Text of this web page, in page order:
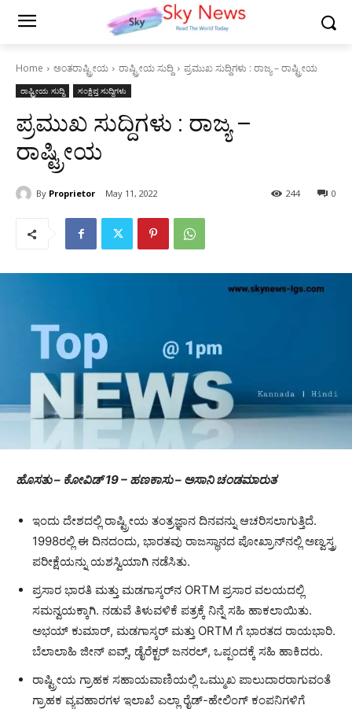
Home ಅಂತರಾಷ್ಟ್ರೀಯ ರಾಷ್ಟ್ರೀಯ ಸುದ್ದಿ ಪ್ರಮುಖ ಸುದ್ದಿಗಳು : ರಾಜ್ಯ – ರಾಷ್ಟ್ರೀಯ
ರಾಷ್ಟ್ರೀಯ ಸುದ್ದಿ ಸಂಕ್ಷಿಪ್ತ ಸುದ್ದಿಗಳು
ಪ್ರಮುಖ ಸುದ್ದಿಗಳು : ರಾಜ್ಯ –
ರಾಷ್ಟ್ರೀಯ
By Proprietor May 11, 2022 0
244
ಹೊಸತು – ಕೋವಿಡ್‌ 19 – ಹಣಕಾಸು – ಅಸಾನಿ ಚಂಡಮಾರುತ
ಇಂದು ದೇಶದಲ್ಲಿ ರಾಷ್ಟ್ರೀಯ ತಂತ್ರಜ್ಞಾನ ದಿನವನ್ನು ಆಚರಿಸಲಾಗುತ್ತಿದೆ.
1998ರಲ್ಲಿ ಈ ದಿನದಂದು, ಭಾರತವು ರಾಜಸ್ಥಾನದ ಪೋಖ್ರಾನ್‌ನಲ್ಲಿ ಅಣ್ವಸ್ತ್ರ
ಪರೀಕ್ಷೆಯನ್ನು ಯಶಸ್ವಿಯಾಗಿ ನಡೆಸಿತು.
ಪ್ರಸಾರ ಭಾರತಿ ಮತ್ತು ಮಡಗಾಸ್ಕರ್‌ನ ORTM ಪ್ರಸಾರ ವಲಯದಲ್ಲಿ
ಸಮನ್ವಯಕ್ಕಾಗಿ. ನಡುವೆ ತಿಳುವಳಿಕೆ ಪತ್ರಕ್ಕೆ ನಿನ್ನೆ ಸಹಿ ಹಾಕಲಾಯಿತು.
ಅಭಯ್ ಕುಮಾರ್, ಮಡಗಾಸ್ಕರ್ ಮತ್ತು ORTM ಗೆ ಭಾರತದ ರಾಯಭಾರಿ.
ಬೆಲಾಲಾಹಿ ಜೀನ್ ಐವ್ಸ್, ಡೈರೆಕ್ಟರ್ ಜನರಲ್, ಒಪ್ಪಂದಕ್ಕೆ ಸಹಿ ಹಾಕಿದರು.
ರಾಷ್ಟ್ರೀಯ ಗ್ರಾಹಕ ಸಹಾಯವಾಣಿಯಲ್ಲಿ ಒಮ್ಮುಖ ಪಾಲುದಾರರಾಗುವಂತೆ
ಗ್ರಾಹಕ ವ್ಯವಹಾರಗಳ ಇಲಾಖೆ ಎಲ್ಲಾ ರೈಡ್-ಹೇಲಿಂಗ್ ಕಂಪನಿಗಳಿಗೆ